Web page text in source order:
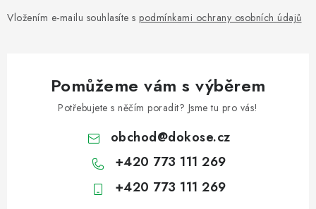
Vložením e-mailu souhlasíte s podmínkami ochrany osobních údajů
Pomůžeme vám s výběrem
Potřebujete s něčím poradit? Jsme tu pro vás!
obchod@dokose.cz
+420 773 111 269
+420 773 111 269